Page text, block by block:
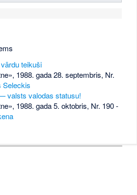
teikuši
1988. gada 28. septembris, Nr.
Seleckis
valsts valodas statusu!
1988. gada 5. oktobris, Nr. 190-